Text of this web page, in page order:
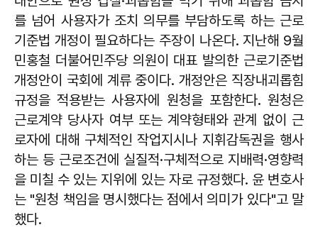
를 넘어 사용자가 조치 의무를 부담하도록 하는 근로
기준법 개정이 필요하다는 주장이 나온다. 지난해 9월
민홍철 더불어민주당 의원이 대표 발의한 근로기준법
개정안이 국회에 계류 중이다. 개정안은 직장내괴롭힘
규정을 적용받는 사용자에 원청을 포함한다. 원청은
근로계약 당사자 여부 또는 계약형태와 관계 없이 근
로자에 대해 구체적인 작업지시나 지휘감독권을 행사
하는 등 근로조건에 실질적·구체적으로 지배력·영향력
을 미칠 수 있는 지위에 있는 자로 규정했다. 윤 변호사
는 "원청 책임을 명시했다는 점에서 의미가 있다"고 말
했다.